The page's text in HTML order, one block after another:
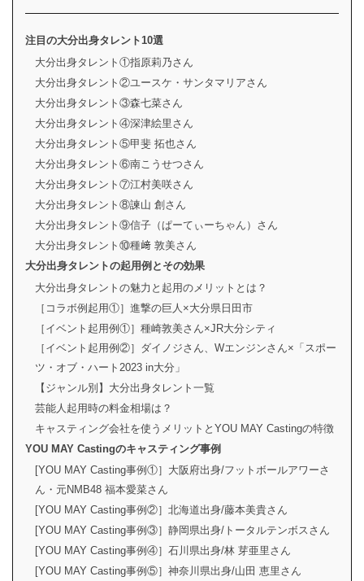
注目の大分出身タレント10選
大分出身タレント①指原莉乃さん
大分出身タレント②ユースケ・サンタマリアさん
大分出身タレント③森七菜さん
大分出身タレント④深津絵里さん
大分出身タレント⑤甲斐 拓也さん
大分出身タレント⑥南こうせつさん
大分出身タレント⑦江村美咲さん
大分出身タレント⑧諫山 創さん
大分出身タレント⑨信子（ぱーてぃーちゃん）さん
大分出身タレント⑩種﨑 敦美さん
大分出身タレントの起用例とその効果
大分出身タレントの魅力と起用のメリットとは？
［コラボ例起用①］進撃の巨人×大分県日田市
［イベント起用例①］種崎敦美さん×JR大分シティ
［イベント起用例②］ダイノジさん、Wエンジンさん×「スポー
ツ・オブ・ハート2023 in大分」
【ジャンル別】大分出身タレント一覧
芸能人起用時の料金相場は？
キャスティング会社を使うメリットとYOU MAY Castingの特徴
YOU MAY Castingのキャスティング事例
[YOU MAY Casting事例①］大阪府出身/フットボールアワーさ
ん・元NMB48 福本愛菜さん
[YOU MAY Casting事例②］北海道出身/藤本美貴さん
[YOU MAY Casting事例③］静岡県出身/トータルテンボスさん
[YOU MAY Casting事例④］石川県出身/林 芽亜里さん
[YOU MAY Casting事例⑤］神奈川県出身/山田 恵里さん